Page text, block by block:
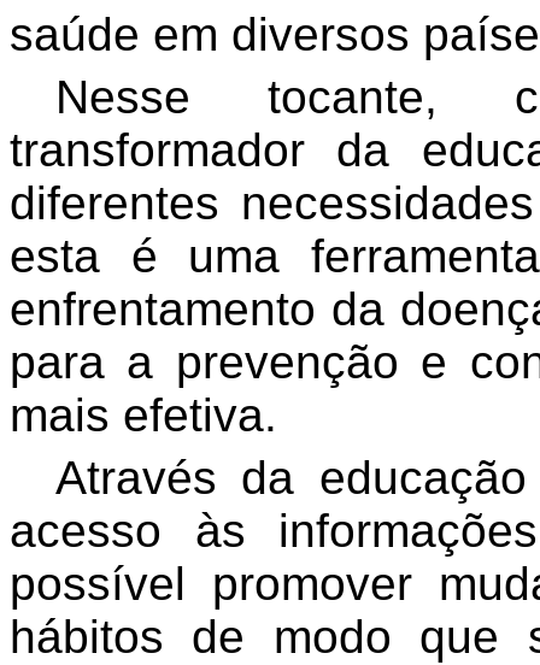
saúde em diversos
Nesse tocante,
transformador da
diferentes
esta é uma
enfrentamento da
para a prevenção e
mais efetiva.
Através da
acesso às
possível promover
hábitos de modo que